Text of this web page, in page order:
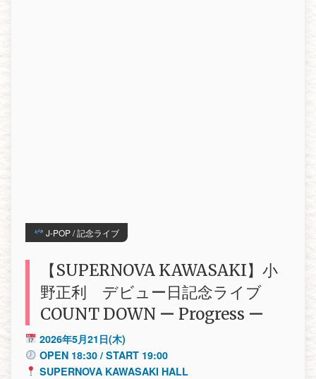
J-POP / 記念ライブ
【SUPERNOVA KAWASAKI】小
野正利 デビュー日記念ライブ
COUNT DOWN ー Progress ー
2026年5月21日(木)
OPEN 18:30 / START 19:00
SUPERNOVA KAWASAKI HALL